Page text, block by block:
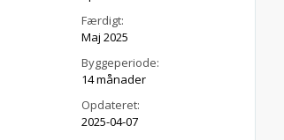
Færdigt:
Maj 2025
Byggeperiode:
14 månader
Opdateret:
2025-04-07